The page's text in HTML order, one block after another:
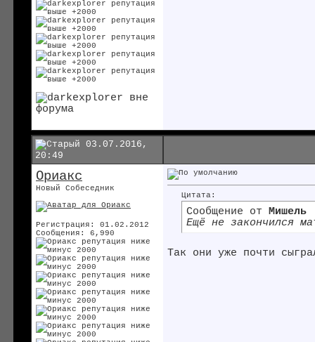
03.07.2016,
20:49
Ориакс
Новый Собеседник
Регистрация: 01.02.2012
Сообщения: 6,990
Цитата:
Сообщение от
Мишель
Ещё не закончился
Так они уже почти